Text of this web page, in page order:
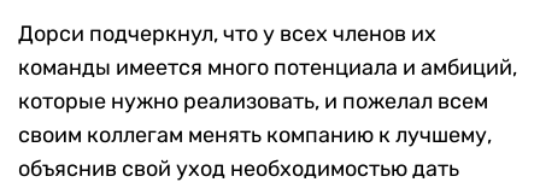
Дорси подчеркнул, что у всех членов их
команды имеется много потенциала и амбиций,
которые нужно реализовать, и пожелал всем
своим коллегам менять компанию к лучшему,
объяснив свой уход необходимостью дать